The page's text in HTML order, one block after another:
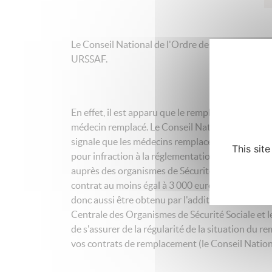
Le Conseil National de l'Ordre des Médecins
URSSAF.
En effet, il est apparu que le remplaçant n'avait
médecin remplacé. Le Conseil National a donc
signale que les médecins remplacés qui
pour infraction à la réglementation sur le
auprès des organismes de Sécurité Sociale,
contrat au moins égal à 3 000 euros annuels.
donc aussi être obtenu par l'addition des
Centrale des Organismes de Sécurité Sociale
de s'assurer de la régularité de la situation du
vos contrats de remplacement (le Conseil
This